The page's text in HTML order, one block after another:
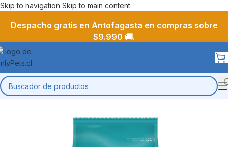
Skip to navigation Skip to main content
Despacho gratis en Antofagasta en compras sobre
$9.990 🚚.